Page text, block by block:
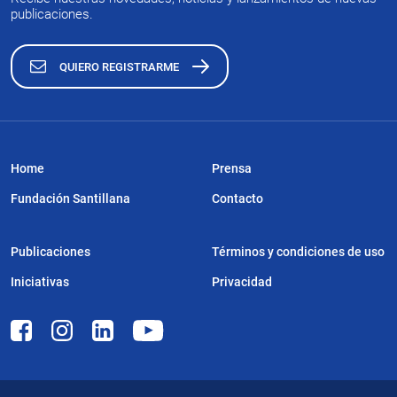
publicaciones.
QUIERO REGISTRARME
Home
Fundación Santillana
Publicaciones
Iniciativas
Prensa
Contacto
Términos y condiciones de uso
Privacidad